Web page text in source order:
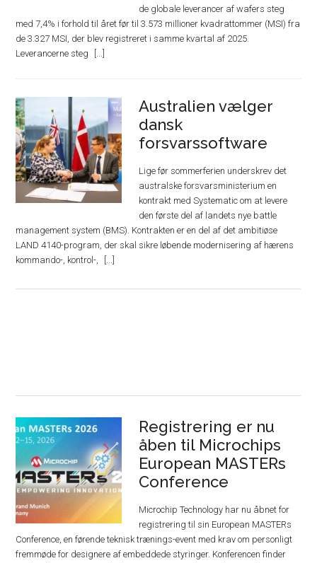
de globale leverancer af wafers steg
med 7,4% i forhold til året før til 3.573 millioner kvadrattommer (MSI) fra
de 3.327 MSI, der blev registreret i samme kvartal af 2025.
Leverancerne steg
Australien vælger
dansk
forsvarssoftware
Lige før sommerferien underskrev det
australske forsvarsministerium en
kontrakt med Systematic om at levere
den første del af landets nye battle
management system (BMS). Kontrakten er en del af det ambitiøse
LAND 4140-program, der skal sikre løbende modernisering af hærens
kommando-, kontrol-,
Registrering er nu
åben til Microchips
European MASTERs
Conference
Microchip Technology har nu åbnet for
registrering til sin European MASTERs
Conference, en førende teknisk trænings-event med krav om personligt
fremmøde for designere af embeddede styringer. Konferencen finder